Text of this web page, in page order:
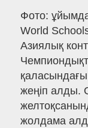
Фото:
World
Азиялық
жеңіп алды.
жолдама